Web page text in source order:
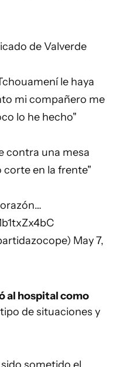
de Valverde
le haya
mi compañero me
lo he hecho"
contra una mesa
en la frente"
May 7,
al hospital como
de situaciones y